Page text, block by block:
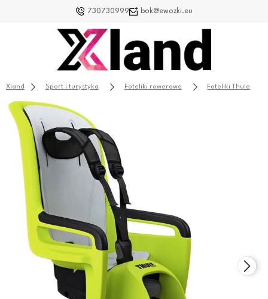
730730999 bok@ewozki.eu
Xland Sport i turystyka Foteliki rowerowe Foteliki Thule